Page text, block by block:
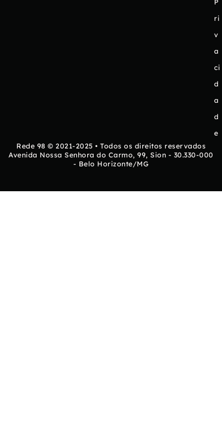
P
ri
v
a
ci
d
a
d
e
Rede 98 © 2021-2025 • Todos os direitos reservados
Avenida Nossa Senhora do Carmo, 99, Sion - 30.330-000
- Belo Horizonte/MG